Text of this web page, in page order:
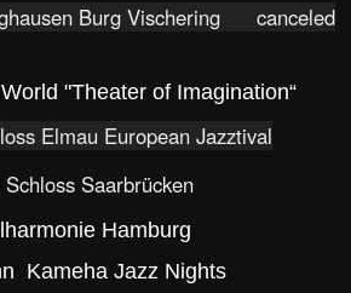
Burg Vischering canceled
"Theater of Imagination“
Elmau European Jazztival
Saarbrücken
Hamburg
Kameha Jazz Nights